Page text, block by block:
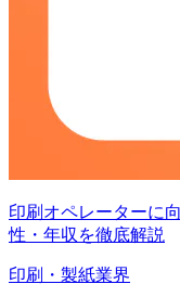
印刷オペレーターに
性・年収を徹底解説
印刷・製紙業界